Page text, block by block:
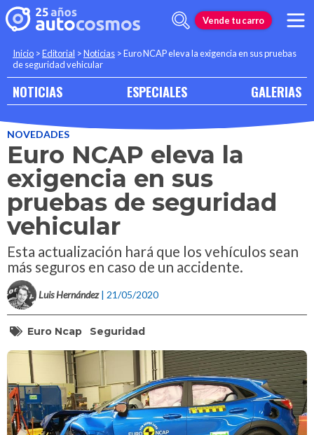
Vende tu carro
Inicio >Editorial >Noticias >Euro NCAP eleva la exigencia en sus pruebas
de seguridad vehicular
NOTICIAS ESPECIALES GALERIAS
NOVEDADES
Euro NCAP eleva la
exigencia en sus
pruebas de seguridad
vehicular
Esta actualización hará que los vehículos sean
más seguros en caso de un accidente.
Luis Hernández | 21/05/2020
Euro Ncap Seguridad